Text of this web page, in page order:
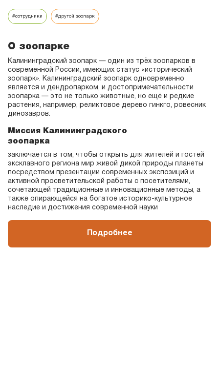
В природе пеликаны устраивают коллективную
охоту: несколько птиц окружают косяки рыбы и
густерой, килькой, плотвой и др. видами.
события
Музыка у фонтана:
выступает трио
Время 17:00
Прозвучат яркие летние хиты в оригинальной
аранжировке
события
вечер у фонтана:
Анна Гринь бэнд
#сотрудники #другой зоопарк
О зоопарке
Калининградский зоопарк — один из трёх зоопарков в
современной России, имеющих статус «исторический
зоопарк». Калининградский зоопарк одновременно
является и дендропарком, и достопримечательности
зоопарка — это не только животные, но ещё и редкие
растения, например, реликтовое дерево гинкго, ровесник
динозавров.
Миссия Калининградского
зоопарка
заключается в том, чтобы открыть для жителей и гостей
эксклавного региона мир живой дикой природы планеты
посредством презентации современных экспозиций и
активной просветительской работы с посетителями,
сочетающей традиционные и инновационные методы, а
также опирающейся на богатое историко-культурное
наследие и достижения современной науки
Подробнее